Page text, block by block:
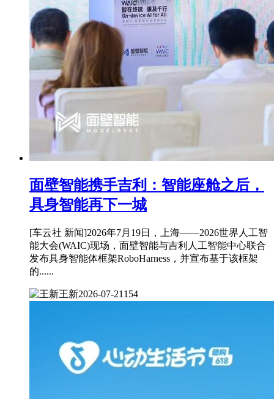
面壁智能携手吉利：智能座舱之后，
具身智能再下一城
[车云社 新闻]2026年7月19日，上海——2026世界人工智
能大会(WAIC)现场，面壁智能与吉利人工智能中心联合
发布具身智能体框架RoboHarness，并宣布基于该框架
的......
王新2026-07-21 154